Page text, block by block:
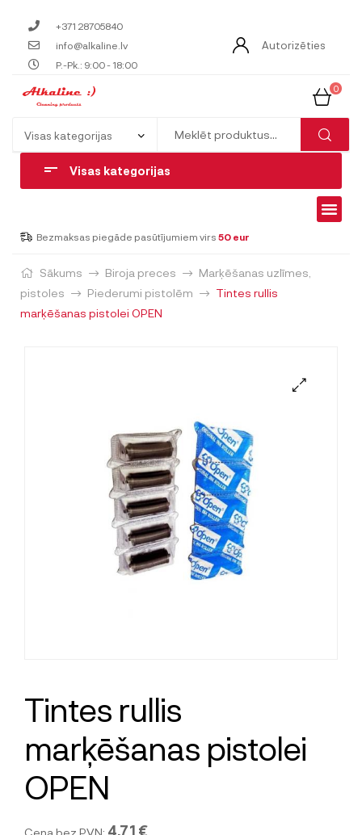
+371 28705840
info@alkaline.lv
P.-Pk.: 9:00 - 18:00
Autorizēties
0
Visas kategorijas
Bezmaksas piegāde pasūtījumiem virs 50 eur
Sākums Biroja preces
Marķēšanas uzlīmes,
pistoles
Piederumi pistolēm
Tintes rullis
marķēšanas pistolei OPEN
Tintes rullis
marķēšanas pistolei
OPEN
Cena bez PVN: 4.71 €